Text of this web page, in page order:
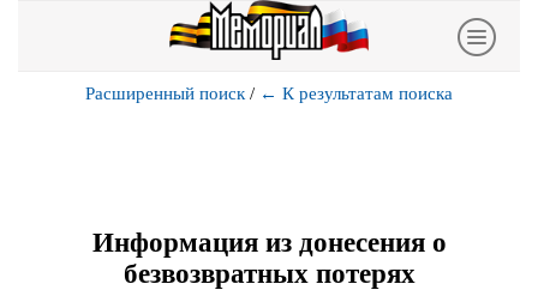
Расширенный поиск / ← К результатам поиска
Информация из донесения о
безвозвратных потерях